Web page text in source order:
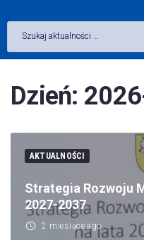
Dzień:
AKTUALNOŚCI
Strategia Rozwoju
2027-2037
2 miesiące ago